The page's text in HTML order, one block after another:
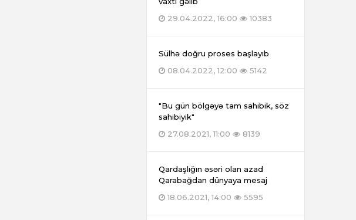
29.04.2022, 16:00
10383
Sülhə doğru proses başlayıb
08.04.2022, 12:00
5142
"Bu gün bölgəyə tam sahibik, söz
sahibiyik"
27.08.2021, 11:00
8139
Qardaşlığın əsəri olan azad
Qarabağdan dünyaya mesaj
18.06.2021, 14:00
5595